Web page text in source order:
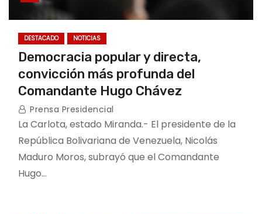
DESTACADO NOTICIAS
Democracia popular y directa,
convicción más profunda del
Comandante Hugo Chávez
Prensa Presidencial
La Carlota, estado Miranda.- El presidente de la
República Bolivariana de Venezuela, Nicolás
Maduro Moros, subrayó que el Comandante
Hugo…